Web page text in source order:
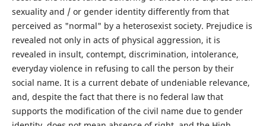
sexuality and / or gender identity differently from that
perceived as "normal" by a heterosexist society. Prejudice is
revealed not only in acts of physical aggression, it is
revealed in insult, contempt, discrimination, intolerance,
everyday violence in refusing to call the person by their
social name. It is a current debate of undeniable relevance,
and, despite the fact that there is no federal law that
supports the modification of the civil name due to gender